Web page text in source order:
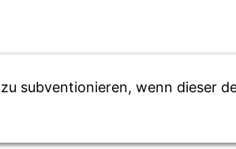
subventionieren, wenn dieser